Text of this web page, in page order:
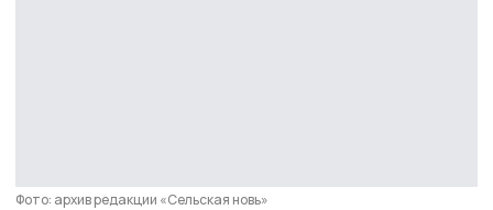
Фото: архив редакции «Сельская новь»